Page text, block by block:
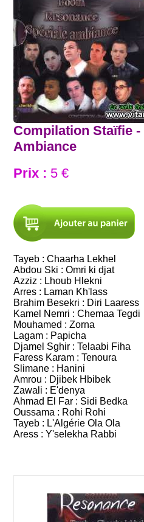
Compilation Staïfie -
Ambiance
Prix : 5 €
Tayeb : Chaarha Lekhel
Abdou Ski : Omri ki djat
Azziz : Lhoub Hlekni
Arres : Laman Kh'lass
Brahim Besekri : Diri Laaress
Kamel Nemri : Chemaa Tegdi
Mouhamed : Zorna
Lagam : Papicha
Djamel Sghir : Telaabi Fiha
Faress Karam : Tenoura
Slimane : Hanini
Amrou : Djibek Hbibek
Zawali : E'denya
Ahmad El Far : Sidi Bedka
Oussama : Rohi Rohi
Tayeb : L'Algérie Ola Ola
Aress : Y'selekha Rabbi